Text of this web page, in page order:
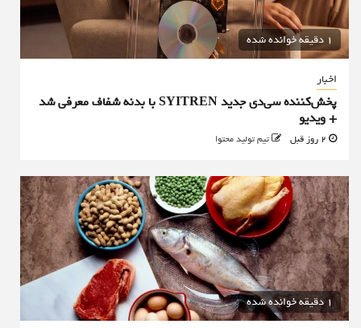
1 دقیقه خوانده شده
اخبار
پخش‌کننده سی‌دی جدید SYITREN با بدنه شفاف معرفی شد
+ ویدیو
تیم تولید محتوا
1 دقیقه خوانده شده